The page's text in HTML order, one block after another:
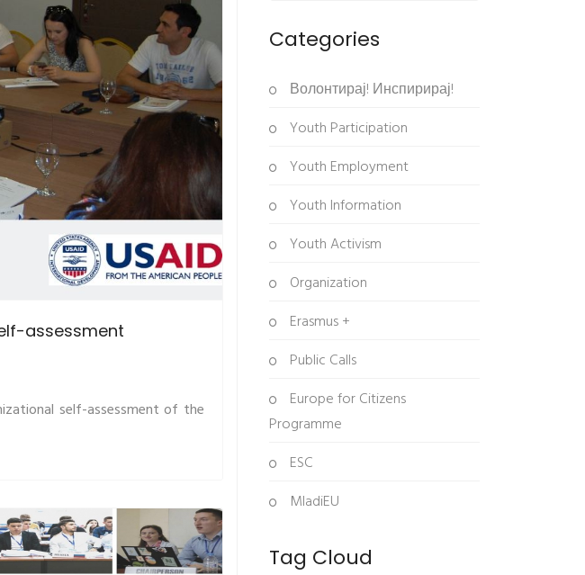
assessment
self-assessment of the
Categories
Волонтирај! Инспирирај!
Youth Participation
Youth Employment
Youth Information
Youth Activism
Organization
Erasmus +
Public Calls
Europe for Citizens
Programme
ESC
MladiEU
Tag Cloud